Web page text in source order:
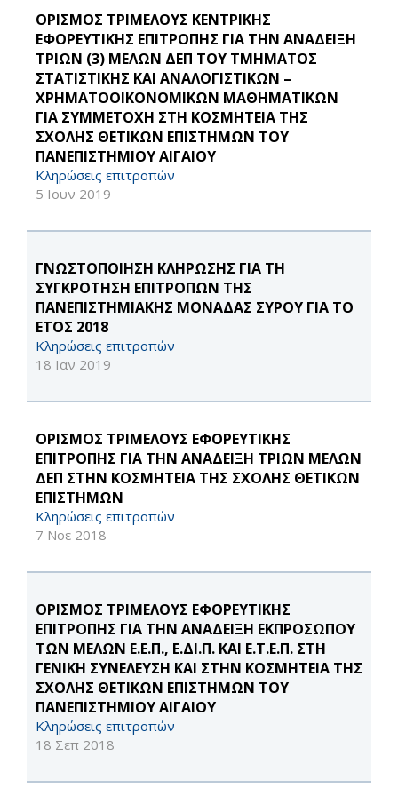
ΟΡΙΣΜΟΣ ΤΡΙΜΕΛΟΥΣ ΚΕΝΤΡΙΚΗΣ
ΕΦΟΡΕΥΤΙΚΗΣ ΕΠΙΤΡΟΠΗΣ ΓΙΑ ΤΗΝ ΑΝΑΔΕΙΞΗ
ΤΡΙΩΝ (3) ΜΕΛΩΝ ΔΕΠ ΤΟΥ ΤΜΗΜΑΤΟΣ
ΣΤΑΤΙΣΤΙΚΗΣ ΚΑΙ ΑΝΑΛΟΓΙΣΤΙΚΩΝ –
ΧΡΗΜΑΤΟΟΙΚΟΝΟΜΙΚΩΝ ΜΑΘΗΜΑΤΙΚΩΝ
ΓΙΑ ΣΥΜΜΕΤΟΧΗ ΣΤΗ ΚΟΣΜΗΤΕΙΑ ΤΗΣ
ΣΧΟΛΗΣ ΘΕΤΙΚΩΝ ΕΠΙΣΤΗΜΩΝ ΤΟΥ
ΠΑΝΕΠΙΣΤΗΜΙΟΥ ΑΙΓΑΙΟΥ
Κληρώσεις επιτροπών
5 Ιουν 2019
ΓΝΩΣΤΟΠΟΙΗΣΗ ΚΛΗΡΩΣΗΣ ΓΙΑ ΤΗ
ΣΥΓΚΡΟΤΗΣΗ ΕΠΙΤΡΟΠΩΝ ΤΗΣ
ΠΑΝΕΠΙΣΤΗΜΙΑΚΗΣ ΜΟΝΑΔΑΣ ΣΥΡΟΥ ΓΙΑ ΤΟ
ΕΤΟΣ 2018
Κληρώσεις επιτροπών
18 Ιαν 2019
OΡΙΣΜΟΣ ΤΡΙΜΕΛΟΥΣ ΕΦΟΡΕΥΤΙΚΗΣ
ΕΠΙΤΡΟΠΗΣ ΓΙΑ ΤΗΝ ΑΝΑΔΕΙΞΗ ΤΡΙΩΝ ΜΕΛΩΝ
ΔΕΠ ΣΤΗΝ ΚΟΣΜΗΤΕΙΑ ΤΗΣ ΣΧΟΛΗΣ ΘΕΤΙΚΩΝ
ΕΠΙΣΤΗΜΩΝ
Κληρώσεις επιτροπών
7 Νοε 2018
ΟΡΙΣΜΟΣ ΤΡΙΜΕΛΟΥΣ ΕΦΟΡΕΥΤΙΚΗΣ
ΕΠΙΤΡΟΠΗΣ ΓΙΑ ΤΗΝ ΑΝΑΔΕΙΞΗ ΕΚΠΡΟΣΩΠΟΥ
ΤΩΝ ΜΕΛΩΝ Ε.Ε.Π., Ε.ΔΙ.Π. ΚΑΙ Ε.Τ.Ε.Π. ΣΤΗ
ΓΕΝΙΚΗ ΣΥΝΕΛΕΥΣΗ ΚΑΙ ΣΤΗΝ ΚΟΣΜΗΤΕΙΑ ΤΗΣ
ΣΧΟΛΗΣ ΘΕΤΙΚΩΝ ΕΠΙΣΤΗΜΩΝ ΤΟΥ
ΠΑΝΕΠΙΣΤΗΜΙΟΥ ΑΙΓΑΙΟΥ
Κληρώσεις επιτροπών
18 Σεπ 2018